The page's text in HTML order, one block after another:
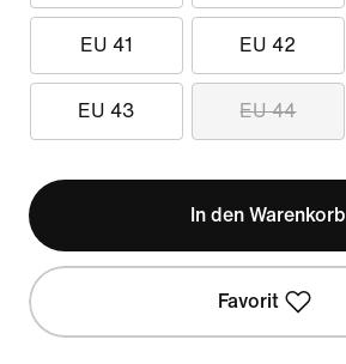
EU 41 EU 42
EU 43 EU 44
In den Warenkorb
Favorit